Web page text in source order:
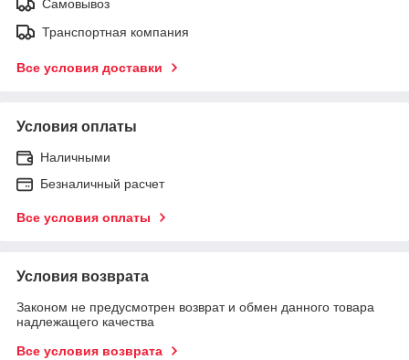
Самовывоз
Транспортная компания
Все условия доставки
Условия оплаты
Наличными
Безналичный расчет
Все условия оплаты
Условия возврата
Законом не предусмотрен возврат и обмен данного товара
надлежащего качества
Все условия возврата